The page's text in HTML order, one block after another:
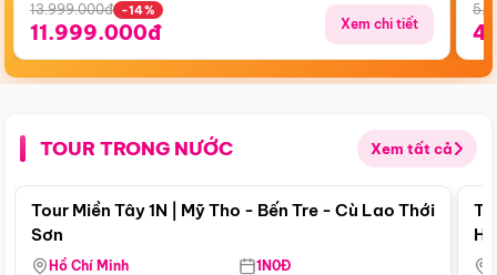
13.999.000đ -14%
11.999.000đ Xem chi tiết
TOUR TRONG NƯỚC Xem tất cả
Điểm nổi bật
Tour Miền Tây 1N | Mỹ Tho - Bến Tre - Cù Lao Thới
Sơn
Hồ Chí Minh 1N0Đ